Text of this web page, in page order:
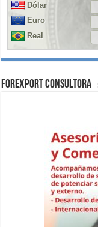
ForExport Consultora